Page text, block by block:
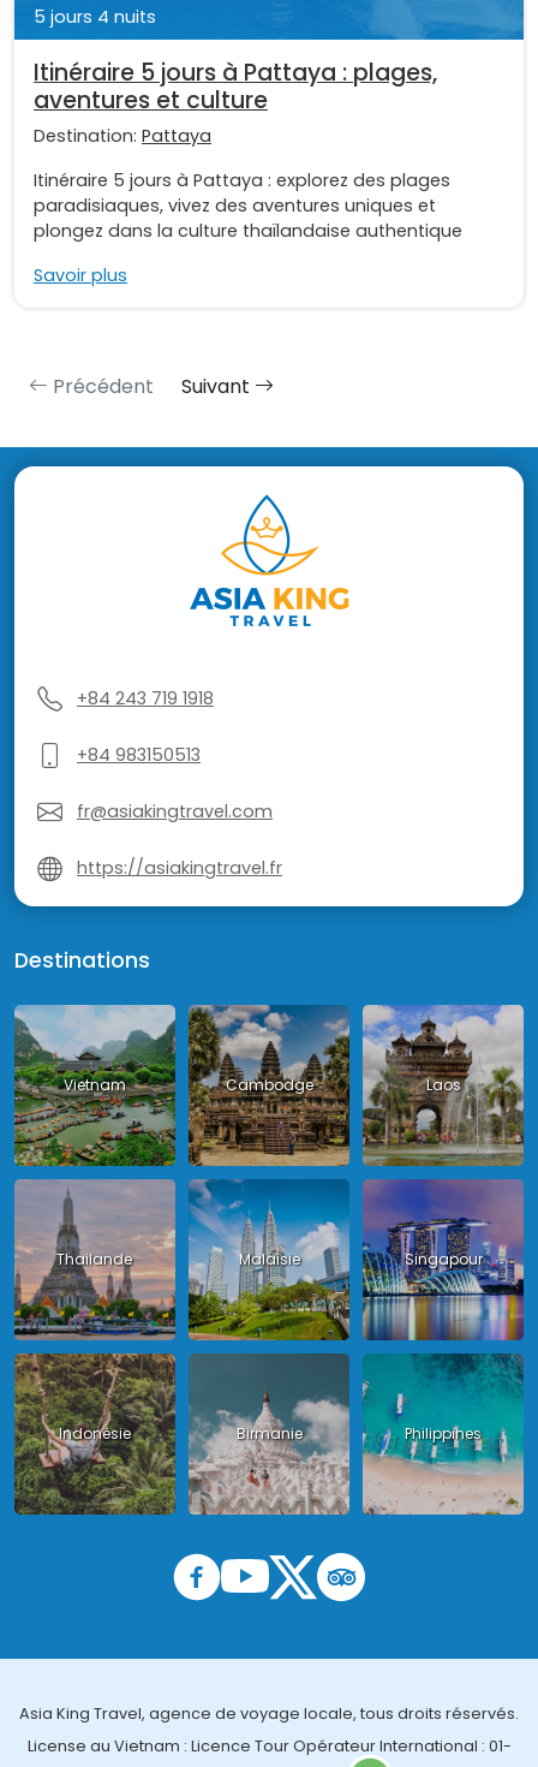
5 jours 4 nuits
Itinéraire 5 jours à Pattaya : plages,
aventures et culture
Destination: Pattaya
Itinéraire 5 jours à Pattaya : explorez des plages
paradisiaques, vivez des aventures uniques et
plongez dans la culture thaïlandaise authentique
Savoir plus
Précédent Suivant
+84 243 719 1918
+84 983150513
fr@asiakingtravel.com
https://asiakingtravel.fr
Destinations
Vietnam Cambodge Laos
Thailande Malaisie Singapour
Indonésie Birmanie Philippines
Asia King Travel, agence de voyage locale, tous droits réservés.
License au Vietnam : Licence Tour Opérateur International : 01-